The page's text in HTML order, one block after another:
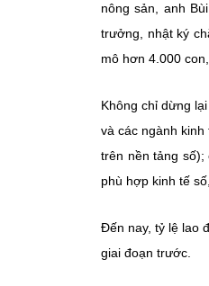
nông sản, anh
trưởng, nhật ký
mô hơn 4.000
Không chỉ dừng
và các ngành
trên nền tảng số);
phù hợp kinh tế
Đến nay, tỷ lệ lao
giai đoạn trước.